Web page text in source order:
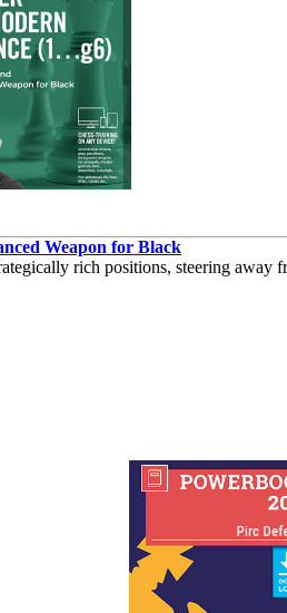
Weapon for Black
rich positions, steering away